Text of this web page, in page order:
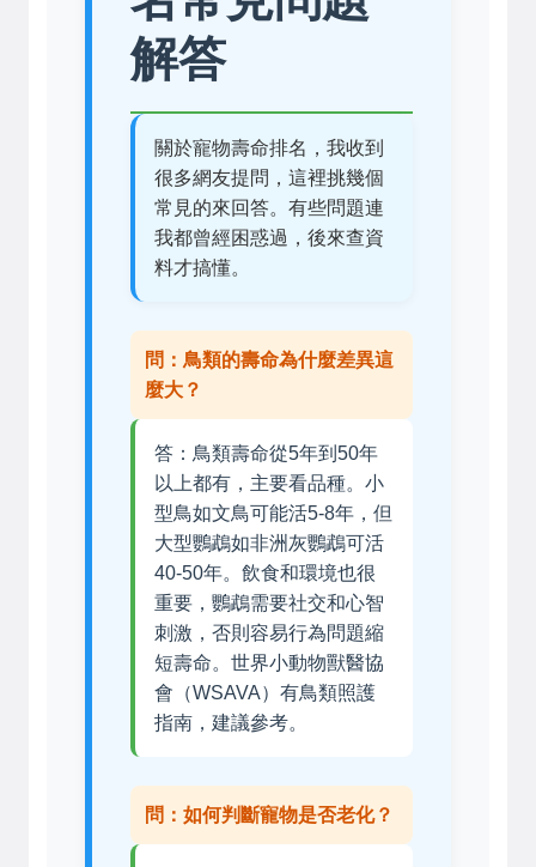
解答
關於寵物壽命排名，我收到
很多網友提問，這裡挑幾個
常見的來回答。有些問題連
我都曾經困惑過，後來查資
料才搞懂。
問：鳥類的壽命為什麼差異這
麼大？
答：鳥類壽命從5年到50年
以上都有，主要看品種。小
型鳥如文鳥可能活5-8年，但
大型鸚鵡如非洲灰鸚鵡可活
40-50年。飲食和環境也很
重要，鸚鵡需要社交和心智
刺激，否則容易行為問題縮
短壽命。世界小動物獸醫協
會（WSAVA）有鳥類照護
指南，建議參考。
問：如何判斷寵物是否老化？